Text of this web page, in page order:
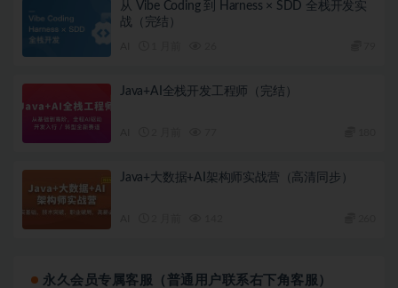
从 Vibe Coding 到 Harness × SDD 全栈开发实
战（完结）
Java+AI全栈开发工程师（完结）
Java+大数据+AI架构师实战营（高清同步）
永久会员专属客服（普通用户联系右下角客服）